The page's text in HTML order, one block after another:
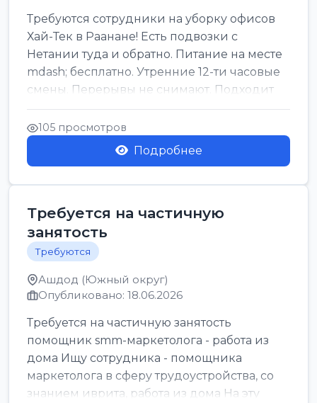
Требуются сотрудники на уборку офисов
Хай-Тек в Раанане! Есть подвозки с
Нетании туда и обратно. Питание на месте
mdash; бесплатно. Утренние 12-ти часовые
смены. Перерывы не снимают. Подходит
для всех...
105 просмотров
Подробнее
Требуется на частичную
занятость
Требуются
Ашдод (Южный округ)
Опубликовано: 18.06.2026
Требуется на частичную занятость
помощник smm-маркетолога - работа из
дома Ищу сотрудника - помощника
маркетолога в сферу трудоустройства, со
знанием иврита, работа из дома На эту